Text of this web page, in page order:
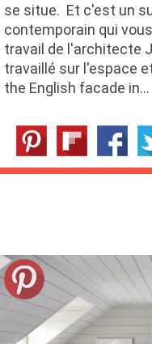
se situe. Et c'est un
contemporain qui
travail de l'architecte
travaillé sur l'espace
the English facade in…